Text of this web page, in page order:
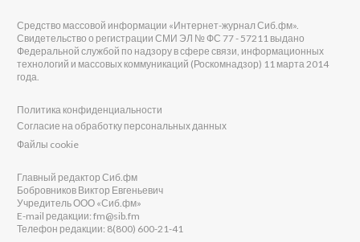
Средство массовой информации «Интернет-журнал Сиб.фм».
Свидетельство о регистрации СМИ ЭЛ № ФС 77 - 57211 выдано
Федеральной службой по надзору в сфере связи, информационных
технологий и массовых коммуникаций (Роскомнадзор) 11 марта 2014
года.
Политика конфиденциальности
Согласие на обработку персональных данных
Файлы cookie
Главный редактор Сиб.фм
Бобровников Виктор Евгеньевич
Учредитель ООО «Сиб.фм»
E-mail редакции: fm@sib.fm
Телефон редакции: 8(800) 600-21-41